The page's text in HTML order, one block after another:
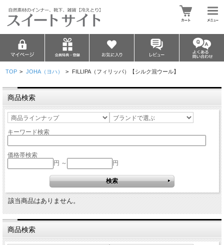
TOP > JOHA（ヨハ） > FILLIPA（フィリッパ）【シルク混ウール】
商品検索
キーワード検索
価格帯検索
円 ～
円
該当商品はありません。
商品検索